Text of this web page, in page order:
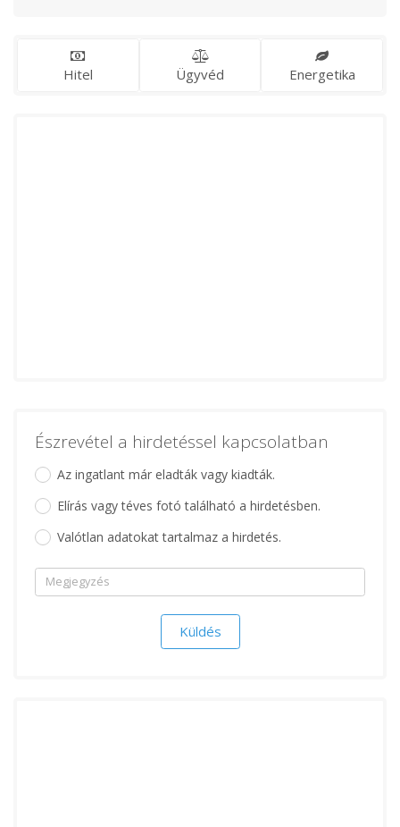
Hitel Ügyvéd Energetika
Észrevétel a hirdetéssel kapcsolatban
Az ingatlant már eladták vagy kiadták.
Elírás vagy téves fotó található a hirdetésben.
Valótlan adatokat tartalmaz a hirdetés.